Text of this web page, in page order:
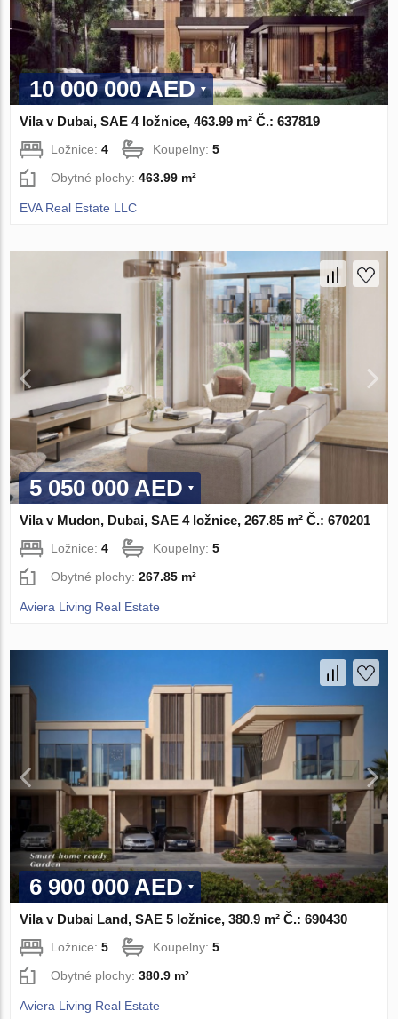
10 000 000 AED
Vila v Dubai, SAE 4 ložnice, 463.99 m² Č.: 637819
Ložnice:4 Koupelny:5
Obytné plochy:463.99 m²
EVA Real Estate LLC
5 050 000 AED
Vila v Mudon, Dubai, SAE 4 ložnice, 267.85 m² Č.: 670201
Ložnice:4 Koupelny:5
Obytné plochy:267.85 m²
Aviera Living Real Estate
6 900 000 AED
Vila v Dubai Land, SAE 5 ložnice, 380.9 m² Č.: 690430
Ložnice:5 Koupelny:5
Obytné plochy:380.9 m²
Aviera Living Real Estate